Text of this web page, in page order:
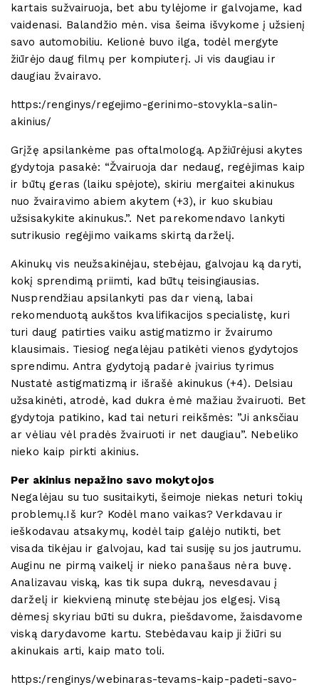
kartais sužvairuoja, bet abu tylėjome ir galvojame, kad
vaidenasi. Balandžio mėn. visa šeima išvykome į užsienį
savo automobiliu. Kelionė buvo ilga, todėl mergyte
žiūrėjo daug filmų per kompiuterį. Ji vis daugiau ir
daugiau žvairavo.
https:/renginys/regejimo-gerinimo-stovykla-salin-
akinius/
Grįžę apsilankėme pas oftalmologą. Apžiūrėjusi akytes
gydytoja pasakė: “Žvairuoja dar nedaug, regėjimas kaip
ir būtų geras (laiku spėjote), skiriu mergaitei akinukus
nuo žvairavimo abiem akytem (+3), ir kuo skubiau
užsisakykite akinukus.”. Net parekomendavo lankyti
sutrikusio regėjimo vaikams skirtą darželį.
Akinukų vis neužsakinėjau, stebėjau, galvojau ką daryti,
kokį sprendimą priimti, kad būtų teisingiausias.
Nusprendžiau apsilankyti pas dar vieną, labai
rekomenduotą aukštos kvalifikacijos specialistę, kuri
turi daug patirties vaiku astigmatizmo ir žvairumo
klausimais. Tiesiog negalėjau patikėti vienos gydytojos
sprendimu. Antra gydytoją padarė įvairius tyrimus
Nustatė astigmatizmą ir išrašė akinukus (+4). Delsiau
užsakinėti, atrodė, kad dukra ėmė mažiau žvairuoti. Bet
gydytoja patikino, kad tai neturi reikšmės: ”Ji anksčiau
ar vėliau vėl pradės žvairuoti ir net daugiau”. Nebeliko
nieko kaip pirkti akinius.
Per akinius nepažino savo mokytojos
Negalėjau su tuo susitaikyti, šeimoje niekas neturi tokių
problemų.Iš kur? Kodėl mano vaikas? Verkdavau ir
ieškodavau atsakymų, kodėl taip galėjo nutikti, bet
visada tikėjau ir galvojau, kad tai susiję su jos jautrumu.
Auginu ne pirmą vaikelį ir nieko panašaus nėra buvę.
Analizavau viską, kas tik supa dukrą, nevesdavau į
darželį ir kiekvieną minutę stebėjau jos elgesį. Visą
dėmesį skyriau būti su dukra, piešdavome, žaisdavome
viską darydavome kartu. Stebėdavau kaip ji žiūri su
akinukais arti, kaip mato toli.
https:/renginys/webinaras-tevams-kaip-padeti-savo-